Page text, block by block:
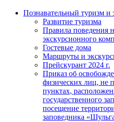
Познавательный туризм и
Развитие туризма
Правила поведения
экскурсионного
Гостевые дома
Маршруты и
Прейскурант 2024 г.
Приказ об
физических лиц, не
пунктах,
государственного
посещение
заповедника